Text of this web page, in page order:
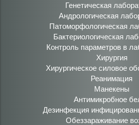
Генетическая
Андрологическая
Патоморфологическая
Бактериологическая
Контроль параметров в
Хирургия
Хирургическое силовое
Реанимация
Манекены
Антимикробное
Дезинфекция
Обеззараживание